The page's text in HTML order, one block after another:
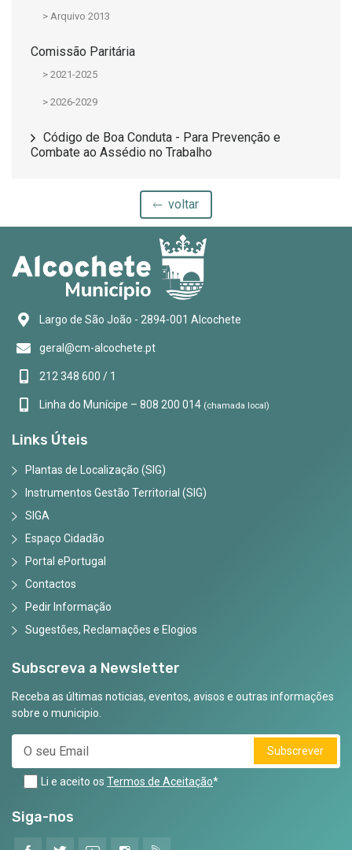
> Arquivo 2013
Comissão Paritária
> 2021-2025
> 2026-2029
Código de Boa Conduta - Para Prevenção e
Combate ao Assédio no Trabalho
voltar
Largo de São João - 2894-001 Alcochete
geral@cm-alcochete.pt
212 348 600 / 1
Linha do Munícipe – 808 200 014 (chamada local)
Links Úteis
Plantas de Localização (SIG)
Instrumentos Gestão Territorial (SIG)
SIGA
Espaço Cidadão
Portal ePortugal
Contactos
Pedir Informação
Sugestões, Reclamações e Elogios
Subscreva a Newsletter
Receba as últimas noticias, eventos, avisos e outras informações
sobre o municipio.
Subscrever
Li e aceito os Termos de Aceitação*
Siga-nos